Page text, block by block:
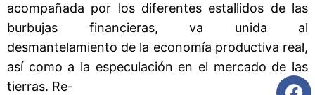
acompañada por los diferentes estallidos de las
burbujas financieras, va unida al
desmantelamiento de la economía productiva real,
así como a la especulación en el mercado de las
tierras. Re-